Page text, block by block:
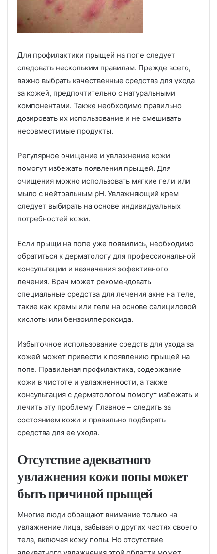
Для профилактики прыщей на попе следует
следовать нескольким правилам. Прежде всего,
важно выбрать качественные средства для ухода
за кожей, предпочтительно с натуральными
компонентами. Также необходимо правильно
дозировать их использование и не смешивать
несовместимые продукты.
Регулярное очищение и увлажнение кожи
помогут избежать появления прыщей. Для
очищения можно использовать мягкие гели или
мыло с нейтральным pH. Увлажняющий крем
следует выбирать на основе индивидуальных
потребностей кожи.
Если прыщи на попе уже появились, необходимо
обратиться к дерматологу для профессиональной
консультации и назначения эффективного
лечения. Врач может рекомендовать
специальные средства для лечения акне на теле,
такие как кремы или гели на основе салициловой
кислоты или бензоилпероксида.
Избыточное использование средств для ухода за
кожей может привести к появлению прыщей на
попе. Правильная профилактика, содержание
кожи в чистоте и увлажненности, а также
консультация с дерматологом помогут избежать и
лечить эту проблему. Главное – следить за
состоянием кожи и правильно подбирать
средства для ее ухода.
Отсутствие адекватного
увлажнения кожи попы может
быть причиной прыщей
Многие люди обращают внимание только на
увлажнение лица, забывая о других частях своего
тела, включая кожу попы. Но отсутствие